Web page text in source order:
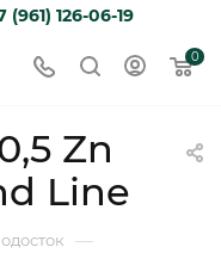
(961) 126-06-19
0
Zn
Line
—